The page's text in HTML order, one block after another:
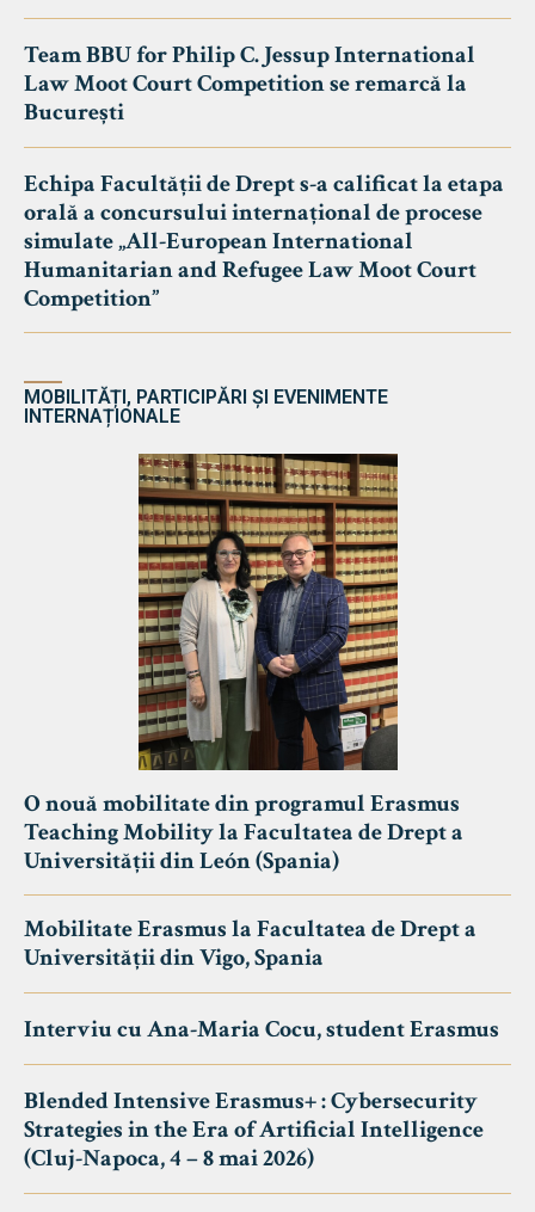
Team BBU for Philip C. Jessup International
Law Moot Court Competition se remarcă la
București
Echipa Facultății de Drept s-a calificat la etapa
orală a concursului internațional de procese
simulate „All-European International
Humanitarian and Refugee Law Moot Court
Competition”
MOBILITĂȚI, PARTICIPĂRI ȘI EVENIMENTE
INTERNAȚIONALE
O nouă mobilitate din programul Erasmus
Teaching Mobility la Facultatea de Drept a
Universității din León (Spania)
Mobilitate Erasmus la Facultatea de Drept a
Universității din Vigo, Spania
Interviu cu Ana-Maria Cocu, student Erasmus
Blended Intensive Erasmus+ : Cybersecurity
Strategies in the Era of Artificial Intelligence
(Cluj-Napoca, 4 – 8 mai 2026)